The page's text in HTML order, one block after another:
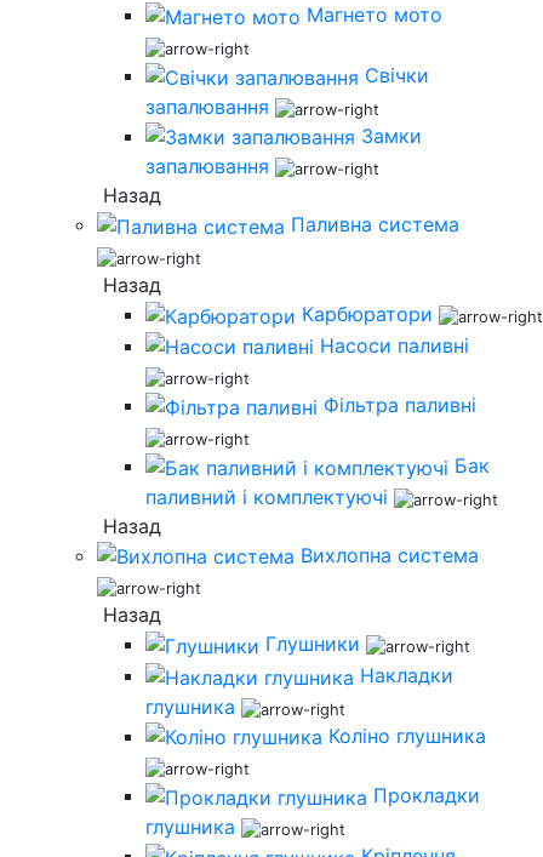
Магнето мото
Свічки
запалювання
Замки
запалювання
Назад
Паливна система
Назад
Карбюратори
Насоси паливні
Фільтра паливні
Бак
паливний і комплектуючі
Назад
Вихлопна система
Назад
Глушники
Накладки
глушника
Коліно глушника
Прокладки
глушника